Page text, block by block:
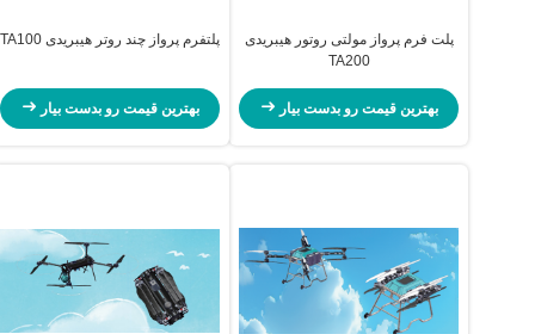
پلت فرم پرواز مولتی روتور هیبریدی
TA200
بهترین قیمت رو بدست بیار
پلتفرم پرواز چند روتر هیبریدی TA100
بهترین قیمت رو بدست بیار